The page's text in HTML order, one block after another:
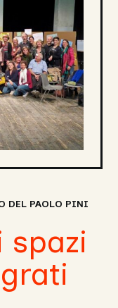
DEL PAOLO PINI